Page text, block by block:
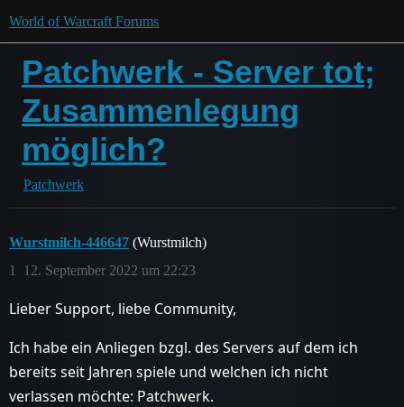
World of Warcraft Forums
Patchwerk - Server tot;
Zusammenlegung
möglich?
Patchwerk
Wurstmilch-446647 (Wurstmilch)
12. September 2022 um 22:23
1
Lieber Support, liebe Community,
Ich habe ein Anliegen bzgl. des Servers auf dem ich
bereits seit Jahren spiele und welchen ich nicht
verlassen möchte: Patchwerk.